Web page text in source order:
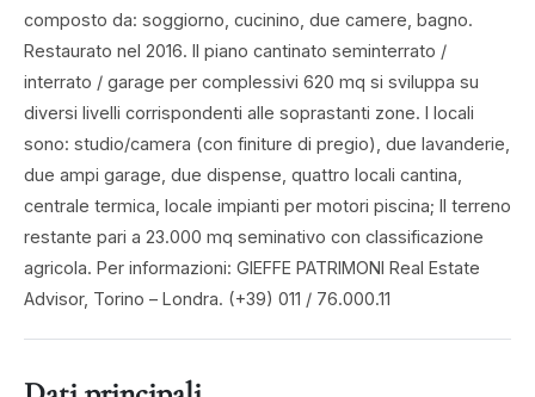
composto da: soggiorno, cucinino, due camere, bagno.
Restaurato nel 2016. Il piano cantinato seminterrato /
interrato / garage per complessivi 620 mq si sviluppa su
diversi livelli corrispondenti alle soprastanti zone. I locali
sono: studio/camera (con finiture di pregio), due lavanderie,
due ampi garage, due dispense, quattro locali cantina,
centrale termica, locale impianti per motori piscina; ll terreno
restante pari a 23.000 mq seminativo con classificazione
agricola. Per informazioni: GIEFFE PATRIMONI Real Estate
Advisor, Torino – Londra. (+39) 011 / 76.000.11